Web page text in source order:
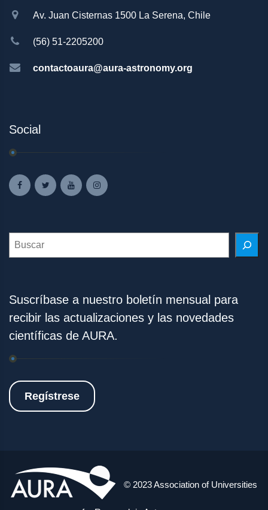
Av. Juan Cisternas 1500 La Serena, Chile
(56) 51-2205200
contactoaura@aura-astronomy.org
Social
Search
Suscríbase a nuestro boletín mensual para
recibir las actualizaciones y las novedades
científicas de AURA.
Regístrese
© 2023 Association of Universities